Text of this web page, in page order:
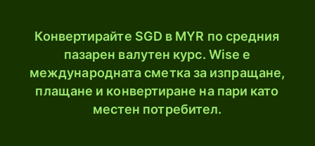
Конвертирайте SGD в MYR по средния
пазарен валутен курс. Wise е
международната сметка за изпращане,
плащане и конвертиране на пари като
местен потребител.